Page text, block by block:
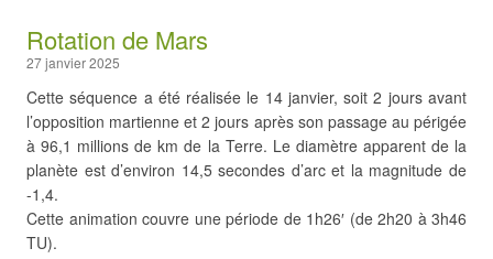
Rotation de Mars
27 janvier 2025
Cette séquence a été réalisée le 14 janvier, soit 2 jours avant
l’opposition martienne et 2 jours après son passage au périgée
à 96,1 millions de km de la Terre. Le diamètre apparent de la
planète est d’environ 14,5 secondes d’arc et la magnitude de
-1,4.
Cette animation couvre une période de 1h26′ (de 2h20 à 3h46
TU).